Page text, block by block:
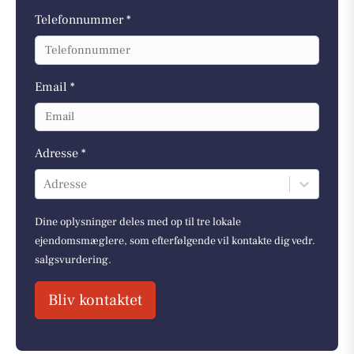
Telefonnummer *
Email *
Adresse *
Adresse
Dine oplysninger deles med op til tre lokale
ejendomsmæglere, som efterfølgende vil kontakte dig vedr.
salgsvurdering.
Bliv kontaktet